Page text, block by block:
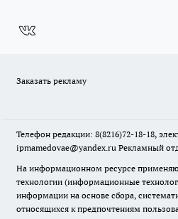
Заказать рекламу
Телефон редакции: 8(8216)72-18-18,
ipmamedovae@yandex.ru Рекламный
На информационном ресурсе
технологии (информационные
информации на основе сбора,
относящихся к предпочтениям